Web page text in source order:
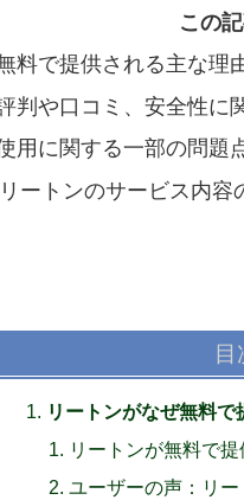
この
料で提供される主な理
判や口コミ、安全性に
用に関する一部の問題
ートンのサービス内容
目
リートンがなぜ無料で
リートンが無料で
ユーザーの声：リ